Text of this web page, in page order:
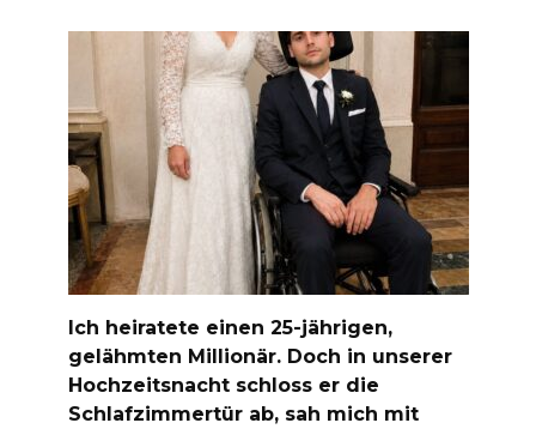
Ich heiratete einen 25-jährigen,
gelähmten Millionär. Doch in unserer
Hochzeitsnacht schloss er die
Schlafzimmertür ab, sah mich mit